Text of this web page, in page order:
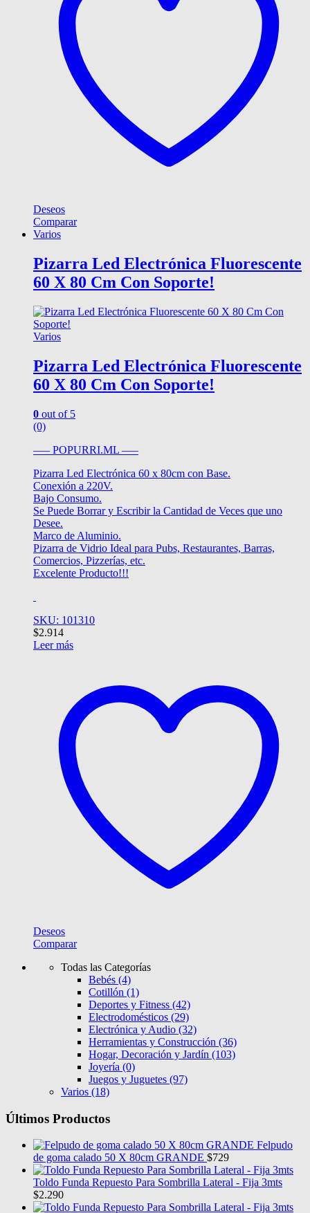
Deseos
Comparar
Varios
Pizarra Led Electrónica Fluorescente
60 X 80 Cm Con Soporte!
Varios
Pizarra Led Electrónica Fluorescente
60 X 80 Cm Con Soporte!
0 out of 5
(0)
—– POPURRI.ML —–
Pizarra Led Electrónica 60 x 80cm con Base.
Conexión a 220V.
Bajo Consumo.
Se Puede Borrar y Escribir la Cantidad de Veces que uno
Desee.
Marco de Aluminio.
Pizarra de Vidrio Ideal para Pubs, Restaurantes, Barras,
Comercios, Pizzerías, etc.
Excelente Producto!!!
SKU: 101310
$2.914
Leer más
Deseos
Comparar
Todas las Categorías
Bebés (4)
Cotillón (1)
Deportes y Fitness (42)
Electrodomésticos (29)
Electrónica y Audio (32)
Herramientas y Construcción (36)
Hogar, Decoración y Jardín (103)
Joyería (0)
Juegos y Juguetes (97)
Varios (18)
Últimos Productos
Felpudo
de goma calado 50 X 80cm GRANDE $729
Toldo Funda Repuesto Para Sombrilla Lateral - Fija 3mts
$2.290